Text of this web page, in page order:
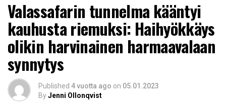
Valassafarin tunnelma kääntyi
kauhusta riemuksi: Haihyökkäys
olikin harvinainen harmaavalaan
synnytys
Published 4 vuotta ago on 05.01.2023
ByJenni Ollonqvist